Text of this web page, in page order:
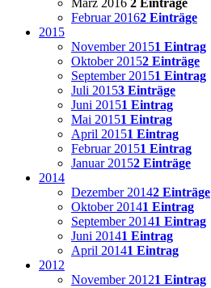
März 2016 2 Einträge
Februar 20162 Einträge
2015
November 20151 Eintrag
Oktober 20152 Einträge
September 20151 Eintrag
Juli 20153 Einträge
Juni 20151 Eintrag
Mai 20151 Eintrag
April 20151 Eintrag
Februar 20151 Eintrag
Januar 20152 Einträge
2014
Dezember 20142 Einträge
Oktober 20141 Eintrag
September 20141 Eintrag
Juni 20141 Eintrag
April 20141 Eintrag
2012
November 20121 Eintrag